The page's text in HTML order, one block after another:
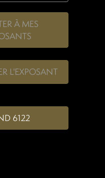
À MES
L'EXPOSANT
6122